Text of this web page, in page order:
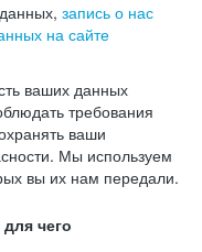
запись о нас
на сайте
ваших данных
требования
ваши
Мы используем
вы их нам передали.
чего